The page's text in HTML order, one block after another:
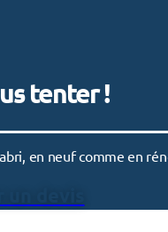
tenter !
en neuf comme en